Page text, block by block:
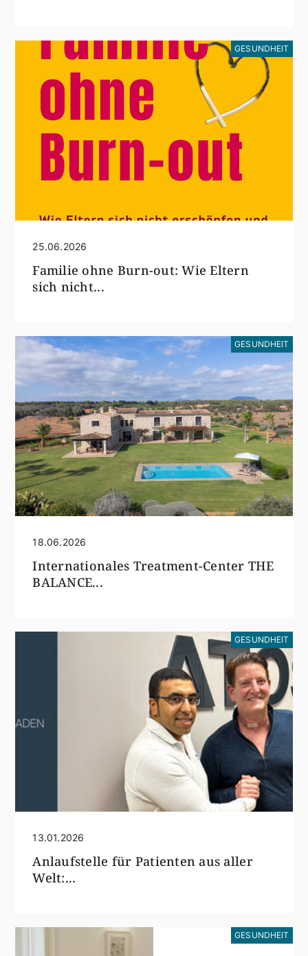
GESUNDHEIT
25.06.2026
Familie ohne Burn-out: Wie Eltern
sich nicht...
GESUNDHEIT
18.06.2026
Internationales Treatment-Center THE
BALANCE...
GESUNDHEIT
13.01.2026
Anlaufstelle für Patienten aus aller
Welt:...
GESUNDHEIT